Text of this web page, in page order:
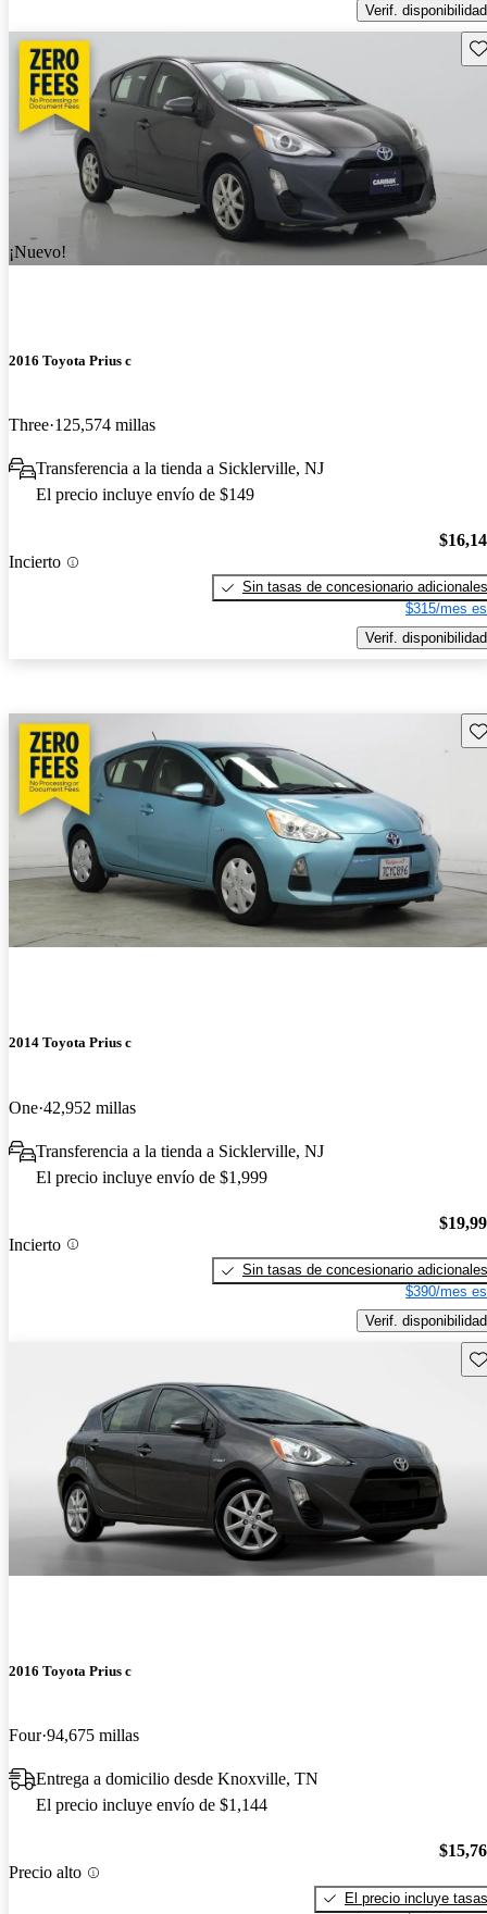
Verif. disponibilidad
¡Nuevo!
2016 Toyota Prius c
Three 125,574 millas
Transferencia a la tienda a Sicklerville, NJ
El precio incluye envío de $149
Incierto
Sin tasas de concesionario adicionales
$315/mes
Verif. disponibilidad
2014 Toyota Prius c
One 42,952 millas
Transferencia a la tienda a Sicklerville, NJ
El precio incluye envío de $1,999
Incierto
Sin tasas de concesionario adicionales
$390/mes
Verif. disponibilidad
2016 Toyota Prius c
Four 94,675 millas
Entrega a domicilio desde Knoxville, TN
El precio incluye envío de $1,144
Precio alto
El precio incluye tasas